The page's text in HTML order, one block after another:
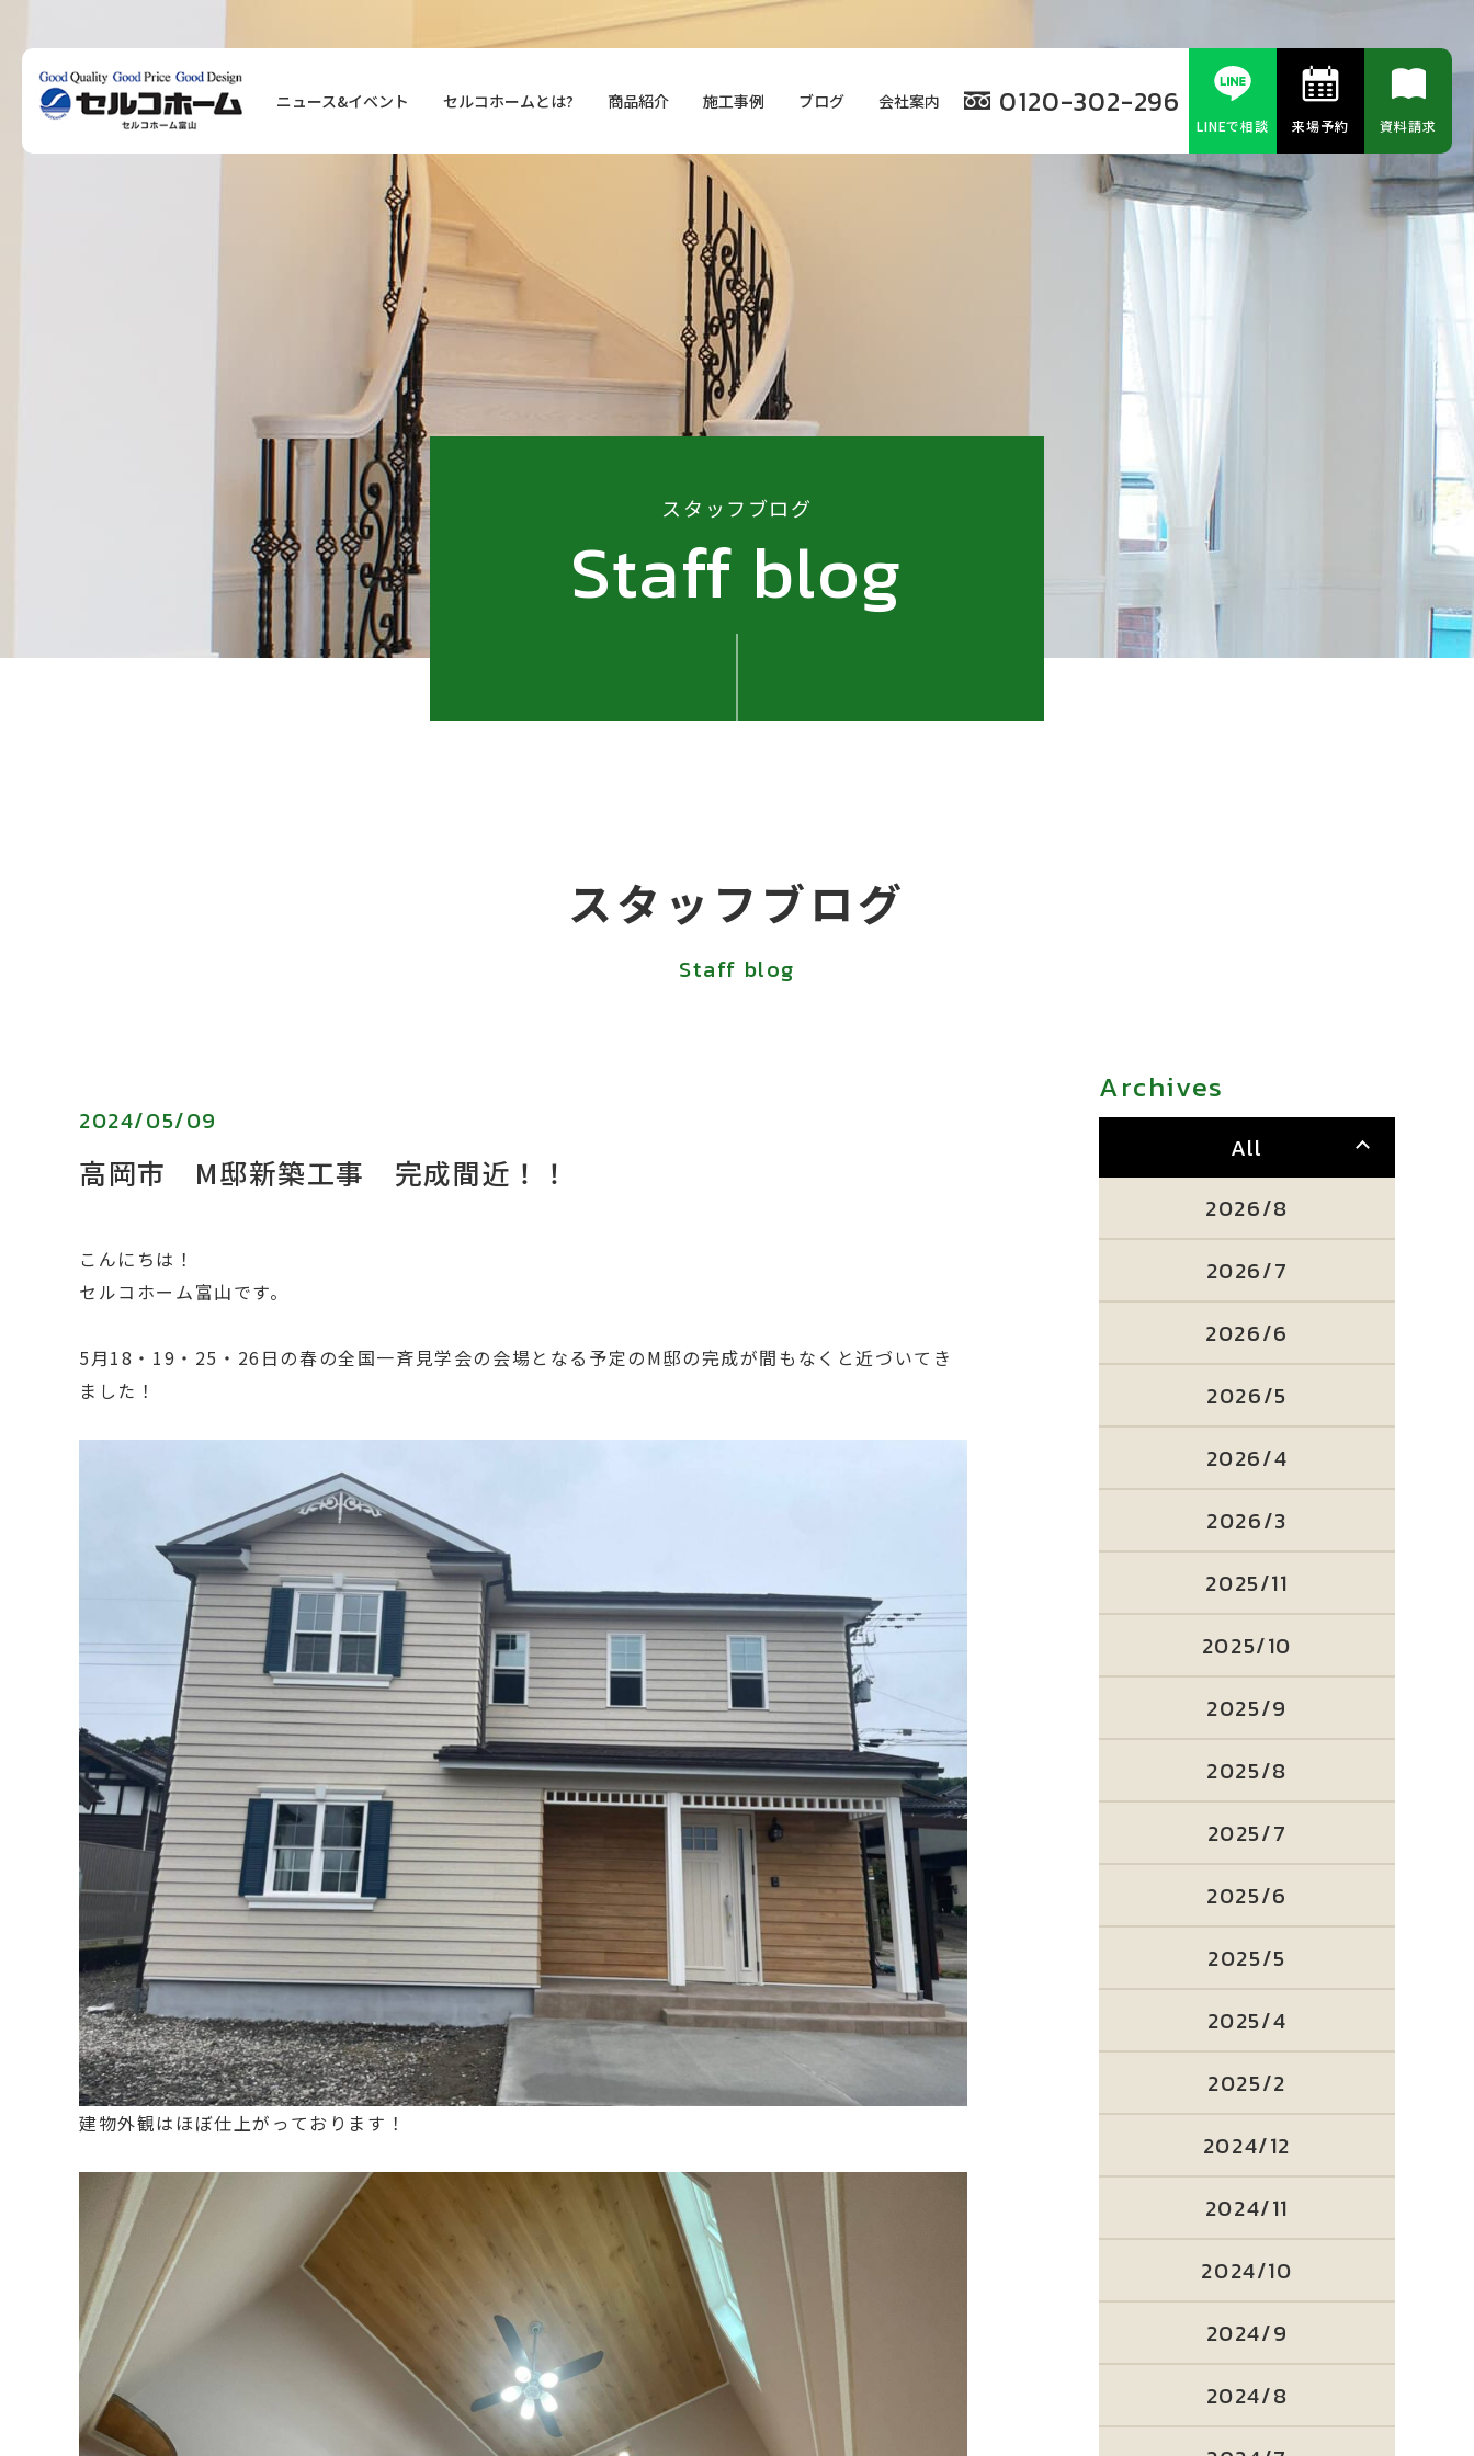
ニュース&イベント セルコホームとは? 商品紹介 施⼯事例 ブログ 会社案内 0120-302-296
LINEで相談 来場予約 資料請求
スタッフブログ
Staff blog
スタッフブログ
Staff blog
2024/05/09
高岡市 M邸新築工事 完成間近！！
こんにちは！
セルコホーム富山です。
5月18・19・25・26日の春の全国一斉見学会の会場となる予定のM邸の完成が間もなくと近づいてき
ました！
建物外観はほぼ仕上がっております！
Archives
All
2026/8
2026/7
2026/6
2026/5
2026/4
2026/3
2025/11
2025/10
2025/9
2025/8
2025/7
2025/6
2025/5
2025/4
2025/2
2024/12
2024/11
2024/10
2024/9
2024/8